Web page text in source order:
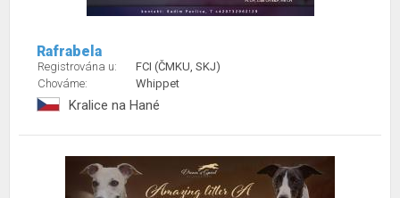
Rafrabela
Registrována u:
FCI (ČMKU, SKJ)
Chováme:
Whippet
Kralice na Hané